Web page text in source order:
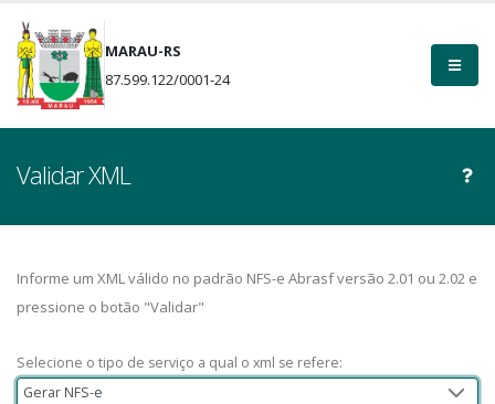
MARAU-RS
87.599.122/0001-24
Validar XML
Informe um XML válido no padrão NFS-e Abrasf versão 2.01 ou 2.02 e
pressione o botão "Validar"
Selecione o tipo de serviço a qual o xml se refere:
Gerar NFS-e